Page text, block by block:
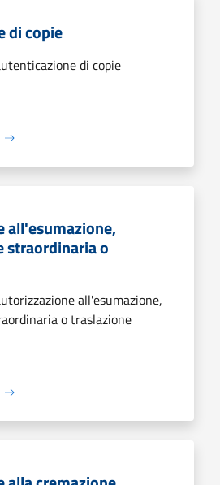
di copie
di copie
all'esumazione,
straordinaria o
all'esumazione,
o traslazione